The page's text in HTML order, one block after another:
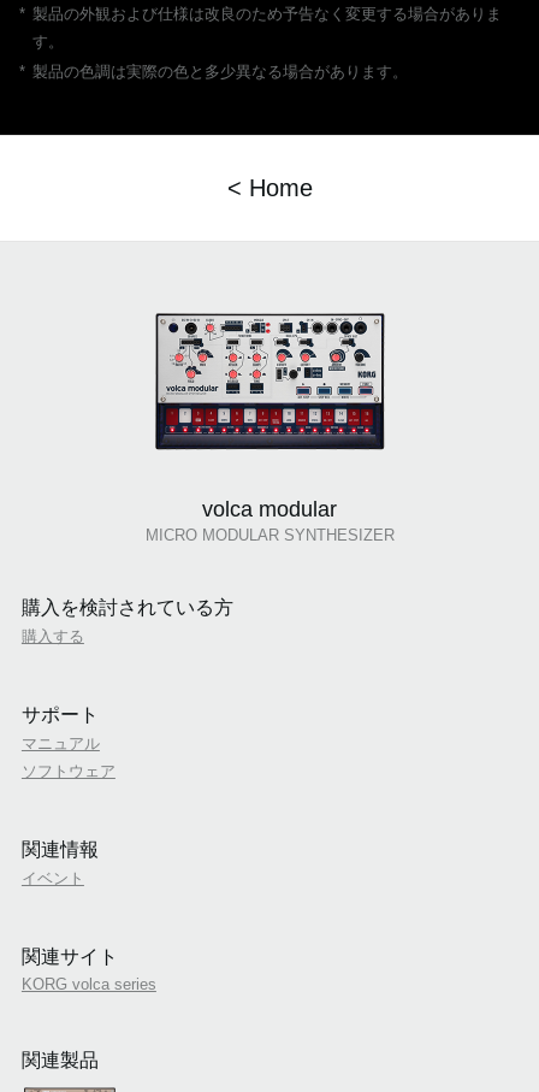
* 製品の外観および仕様は改良のため予告なく変更する場合がありま
す。
* 製品の色調は実際の色と多少異なる場合があります。
< Home
volca modular
MICRO MODULAR SYNTHESIZER
購入を検討されている方
購入する
サポート
マニュアル
ソフトウェア
関連情報
イベント
関連サイト
KORG volca series
関連製品